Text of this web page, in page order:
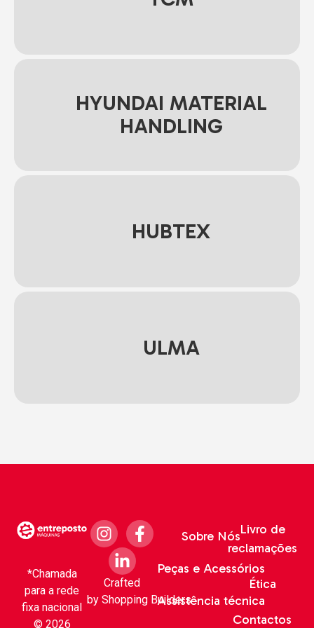
HYUNDAI MATERIAL
HANDLING
HUBTEX
ULMA
*Chamada
para a rede
fixa nacional
© 2026
Sobre Nós
Peças e Acessórios
Assistência técnica
Livro de
reclamações
Ética
Contactos
Crafted
by Shopping Builders